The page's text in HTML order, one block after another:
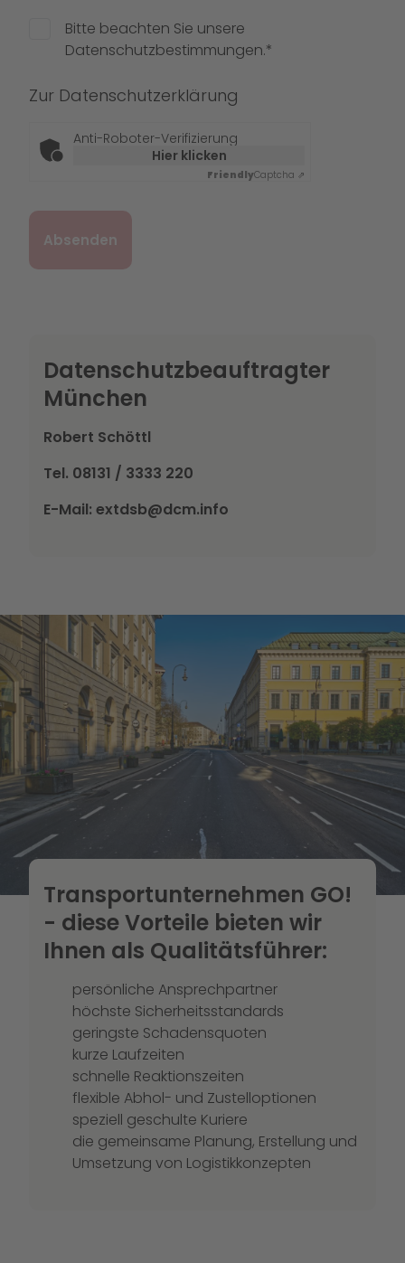
Bitte beachten Sie unsere
Datenschutzbestimmungen.*
Zur Datenschutzerklärung
Anti-Roboter-Verifizierung
Hier klicken
FriendlyCaptcha ⇗
Datenschutzbeauftragter
München
Robert Schöttl
Tel. 08131 / 3333 220
E-Mail: extdsb@dcm.info
Transportunternehmen GO!
- diese Vorteile bieten wir
Ihnen als Qualitätsführer:
persönliche Ansprechpartner
höchste Sicherheitsstandards
geringste Schadensquoten
kurze Laufzeiten
schnelle Reaktionszeiten
flexible Abhol- und Zustelloptionen
speziell geschulte Kuriere
die gemeinsame Planung, Erstellung und
Umsetzung von Logistikkonzepten